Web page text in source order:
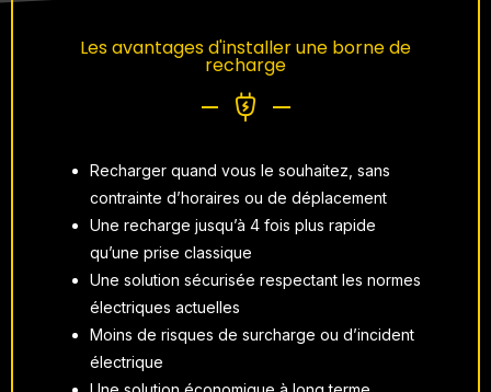
Les avantages d'installer une borne de
recharge
Recharger quand vous le souhaitez, sans
contrainte d’horaires ou de déplacement
Une recharge jusqu’à 4 fois plus rapide
qu’une prise classique
Une solution sécurisée respectant les normes
électriques actuelles
Moins de risques de surcharge ou d’incident
électrique